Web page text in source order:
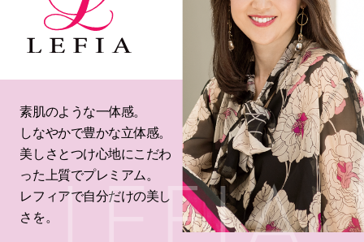
素肌のような一体感。
しなやかで豊かな立体感。
美しさとつけ心地にこだわ
った上質でプレミアム。
レフィアで自分だけの美し
さを。